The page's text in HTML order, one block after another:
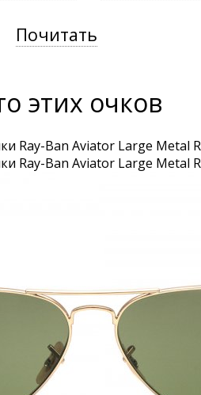
Почитать
этих очков